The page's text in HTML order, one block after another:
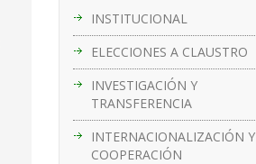
INSTITUCIONAL
ELECCIONES A CLAUSTRO
INVESTIGACIÓN Y
TRANSFERENCIA
INTERNACIONALIZACIÓN Y
COOPERACIÓN